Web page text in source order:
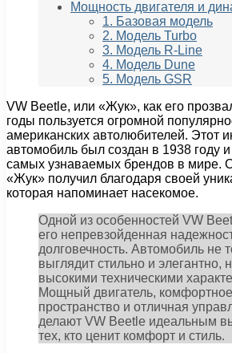
Мощность двигателя и
1. Базовая модель
2. Модель Turbo
3. Модель R-Line
4. Модель Dune
5. Модель GSR
VW Beetle, или «Жук», как его
годы пользуется огромной
американских автолюбителей. Этот
автомобиль был создан в 1938 году
самых узнаваемых брендов в мире.
«Жук» получил благодаря своей
которая напоминает насекомое.
Одной из особенностей VW
его непревзойденная
долговечность. Автомобиль не
выглядит стильно и элегантно,
высокими техническими
Мощный двигатель,
пространство и отличная
делают VW Beetle идеальным
тех, кто ценит комфорт и стиль.